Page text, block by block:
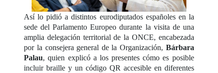
Así lo pidió a distintos eurodiputados españoles en la
sede del Parlamento Europeo durante la visita de una
amplia delegación territorial de la ONCE, encabezada
por la consejera general de la Organización, Bárbara
Palau, quien explicó a los presentes cómo es posible
incluir braille y un código QR accesible en diferentes